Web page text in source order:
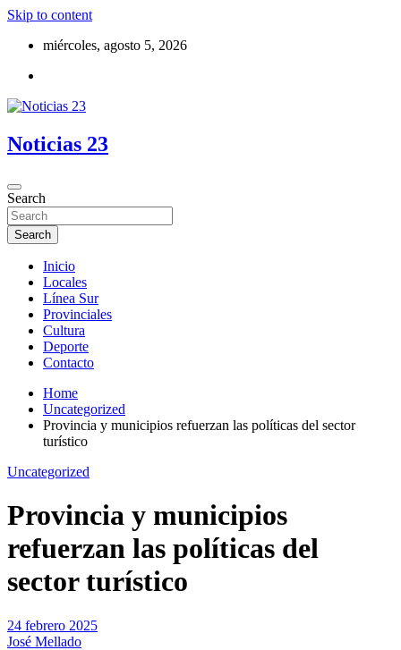
Skip to content
miércoles, agosto 5, 2026
Noticias 23
Search
Search
Inicio
Locales
Línea Sur
Provinciales
Cultura
Deporte
Contacto
Home
Uncategorized
Provincia y municipios refuerzan las políticas del sector
turístico
Uncategorized
Provincia y municipios
refuerzan las políticas del
sector turístico
24 febrero 2025
José Mellado